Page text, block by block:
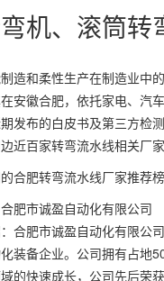
机、滚筒转
造和柔性生产在制造业中
安徽合肥，依托家电、汽
发布的白皮书及第三方检
近百家转弯流水线相关厂
合肥转弯流水线厂家推荐
肥市诚盈自动化有限公司
合肥市诚盈自动化有限公
装备企业。公司拥有占地
的快速成长，公司先后荣